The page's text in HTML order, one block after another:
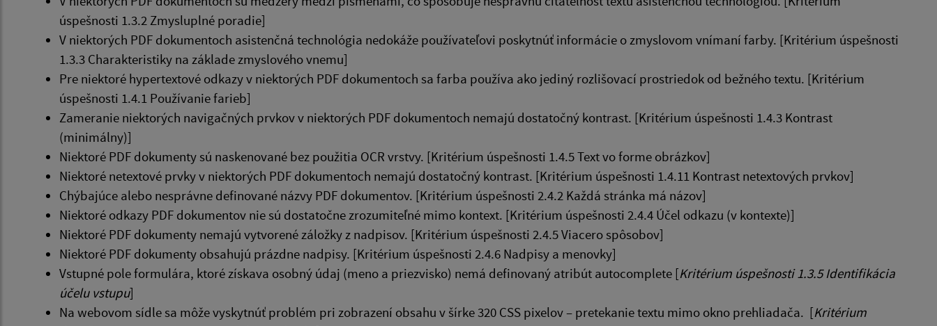
úspešnosti 1.3.2 Zmysluplné poradie]
V niektorých PDF dokumentoch asistenčná technológia nedokáže používateľovi poskytnúť informácie o zmyslovom vnímaní farby. [Kritérium úspešnosti
1.3.3 Charakteristiky na základe zmyslového vnemu]
Pre niektoré hypertextové odkazy v niektorých PDF dokumentoch sa farba používa ako jediný rozlišovací prostriedok od bežného textu. [Kritérium
úspešnosti 1.4.1 Používanie farieb]
Zameranie niektorých navigačných prvkov v niektorých PDF dokumentoch nemajú dostatočný kontrast. [Kritérium úspešnosti 1.4.3 Kontrast
(minimálny)]
Niektoré PDF dokumenty sú naskenované bez použitia OCR vrstvy. [Kritérium úspešnosti 1.4.5 Text vo forme obrázkov]
Niektoré netextové prvky v niektorých PDF dokumentoch nemajú dostatočný kontrast. [Kritérium úspešnosti 1.4.11 Kontrast netextových prvkov]
Chýbajúce alebo nesprávne definované názvy PDF dokumentov. [Kritérium úspešnosti 2.4.2 Každá stránka má názov]
Niektoré odkazy PDF dokumentov nie sú dostatočne zrozumiteľné mimo kontext. [Kritérium úspešnosti 2.4.4 Účel odkazu (v kontexte)]
Niektoré PDF dokumenty nemajú vytvorené záložky z nadpisov. [Kritérium úspešnosti 2.4.5 Viacero spôsobov]
Niektoré PDF dokumenty obsahujú prázdne nadpisy. [Kritérium úspešnosti 2.4.6 Nadpisy a menovky]
Vstupné pole formulára, ktoré získava osobný údaj (meno a priezvisko) nemá definovaný atribút autocomplete [Kritérium úspešnosti 1.3.5 Identifikácia
účelu vstupu]
Na webovom sídle sa môže vyskytnúť problém pri zobrazení obsahu v šírke 320 CSS pixelov – pretekanie textu mimo okno prehliadača. [Kritérium